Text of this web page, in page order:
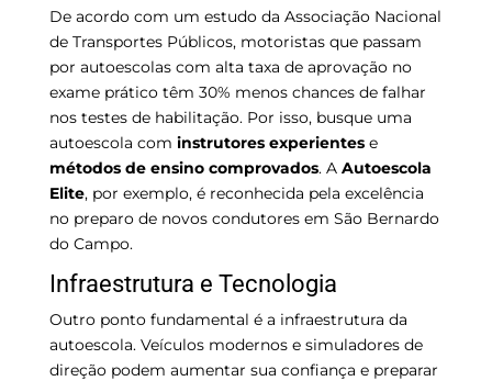
De acordo com um estudo da Associação Nacional
de Transportes Públicos, motoristas que passam
por autoescolas com alta taxa de aprovação no
exame prático têm 30% menos chances de falhar
nos testes de habilitação. Por isso, busque uma
autoescola com instrutores experientese
métodos de ensino comprovados. A Autoescola
Elite, por exemplo, é reconhecida pela excelência
no preparo de novos condutores em São Bernardo
do Campo.
Infraestrutura e Tecnologia
Outro ponto fundamental é a infraestrutura da
autoescola. Veículos modernos e simuladores de
direção podem aumentar sua confiança e preparar